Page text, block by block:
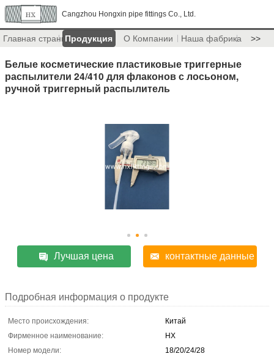
Cangzhou Hongxin pipe fittings Co., Ltd.
Главная страницаПродукция О Компании Наша фабрика >>
Белые косметические пластиковые триггерные
распылители 24/410 для флаконов с лосьоном,
ручной триггерный распылитель
Лучшая цена контактные данные
Подробная информация о продукте
Место происхождения:
Китай
Фирменное наименование:
HX
Номер модели:
18/20/24/28